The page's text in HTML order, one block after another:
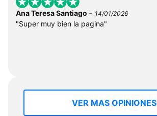
Ana Teresa Santiago - 14/01/2026
"Super muy bien la pagina"
VER MAS OPINIONES